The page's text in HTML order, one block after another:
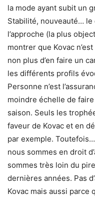
la mode ayant subit un
Stabilité, nouveauté… le
l’approche (la plus
montrer que Kovac
non plus d’en faire un
les différents profils
Personne n’est
moindre échelle de
saison. Seuls les
faveur de Kovac et en
par exemple.
nous sommes en droit
sommes très loin du
dernières années. Pas
Kovac mais aussi parce